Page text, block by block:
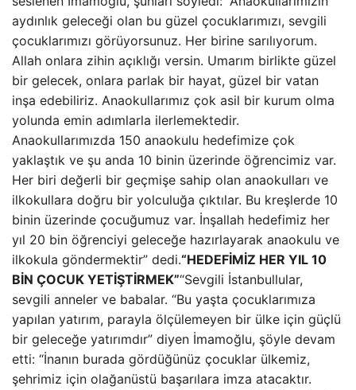
aydınlık geleceği olan bu güzel çocuklarımızı, sevgili
çocuklarımızı görüyorsunuz. Her birine sarılıyorum.
Allah onlara zihin açıklığı versin. Umarım birlikte güzel
bir gelecek, onlara parlak bir hayat, güzel bir vatan
inşa edebiliriz. Anaokullarımız çok asil bir kurum olma
yolunda emin adımlarla ilerlemektedir.
Anaokullarımızda 150 anaokulu hedefimize çok
yaklaştık ve şu anda 10 binin üzerinde öğrencimiz var.
Her biri değerli bir geçmişe sahip olan anaokulları ve
ilkokullara doğru bir yolculuğa çıktılar. Bu kreşlerde 10
binin üzerinde çocuğumuz var. İnşallah hedefimiz her
yıl 20 bin öğrenciyi geleceğe hazırlayarak anaokulu ve
ilkokula göndermektir” dedi.“HEDEFİMİZ HER YIL 10
BİN ÇOCUK YETİŞTİRMEK”“Sevgili İstanbullular,
sevgili anneler ve babalar. “Bu yaşta çocuklarımıza
yapılan yatırım, parayla ölçülemeyen bir ülke için güçlü
bir geleceğe yatırımdır” diyen İmamoğlu, şöyle devam
etti: “İnanın burada gördüğünüz çocuklar ülkemiz,
şehrimiz için olağanüstü başarılara imza atacaktır.